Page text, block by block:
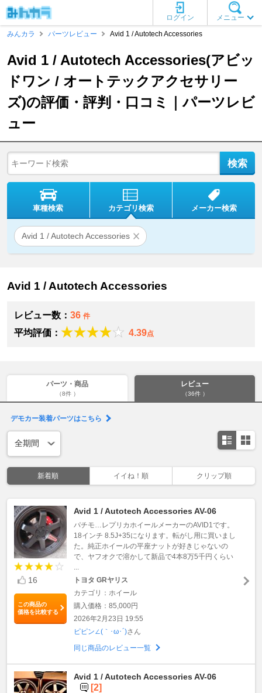
メニュー
ログイン
みんカラ
パーツレビュー Avid 1 / Autotech Accessories
Avid 1 / Autotech Accessories(アビッ
ドワン / オートテックアクセサリー
ズ)の評価・評判・口コミ｜パーツレビ
ュー
車種検索 カテゴリ検索 メーカー検索
Avid 1 / Autotech Accessories
Avid 1 / Autotech Accessories
レビュー数： 36 件
平均評価： 4.39点
パーツ・商品
（8件 ）
レビュー
（36件 ）
デモカー装着パーツはこちら
新着順 イイね！順 クリップ順
16
この商品の
価格を比較する
Avid 1 / Autotech Accessories AV-06
パチモ…レプリカホイールメーカーのAVID1です。
18インチ 8.5J+35になります。転がし用に買いまし
た。純正ホイールの平座ナットが好きじゃないの
で、ヤフオクで溶かして新品で4本8万5千円くらい
トヨタ GRヤリス
カテゴリ：ホイール
購入価格：85,000円
2026年2月23日 19:55
ピピン∠(｀･ω･´)さん
同じ商品のレビュー一覧
Avid 1 / Autotech Accessories AV-06
[2]